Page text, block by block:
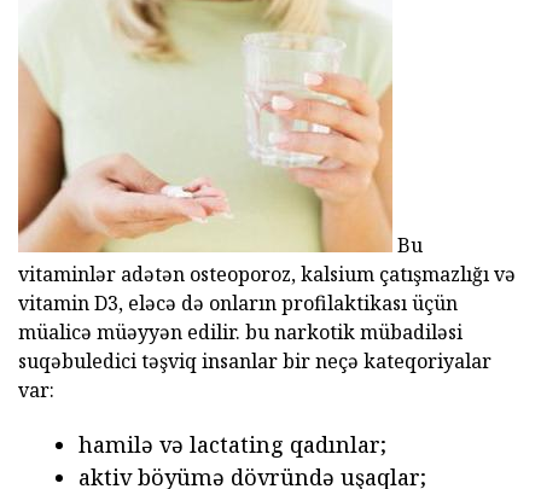
Bu
vitaminlər adətən osteoporoz, kalsium çatışmazlığı və
vitamin D3, eləcə də onların profilaktikası üçün
müalicə müəyyən edilir. bu narkotik mübadiləsi
suqəbuledici təşviq insanlar bir neçə kateqoriyalar
var:
hamilə və lactating qadınlar;
aktiv böyümə dövründə uşaqlar;